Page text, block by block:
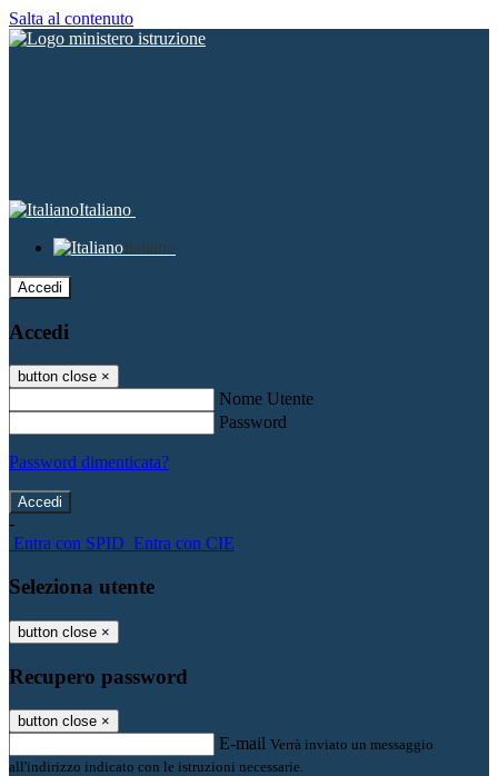
Salta al contenuto
Italiano
Italiano
Accedi
Accedi
button close ×
Nome Utente
Password
Password dimenticata?
-
Entra con SPID Entra con CIE
Seleziona utente
button close ×
Recupero password
button close ×
E-mail Verrà inviato un messaggio
all'indirizzo indicato con le istruzioni necessarie.